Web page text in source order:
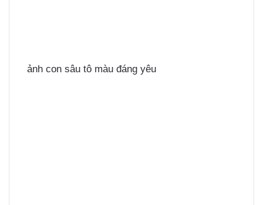
ảnh con sâu tô màu đáng yêu